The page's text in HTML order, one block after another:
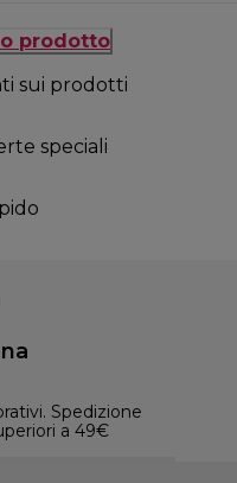
prodotto
sui prodotti
speciali
Spedizione
a 49€